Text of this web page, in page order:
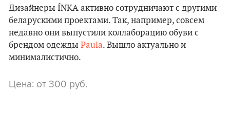
Дизайнеры ÍNKA активно сотрудничают с другими
беларускими проектами. Так, например, совсем
недавно они выпустили коллаборацию обуви с
брендом одежды Paula. Вышло актуально и
минималистично.
Цена: от 300 руб.